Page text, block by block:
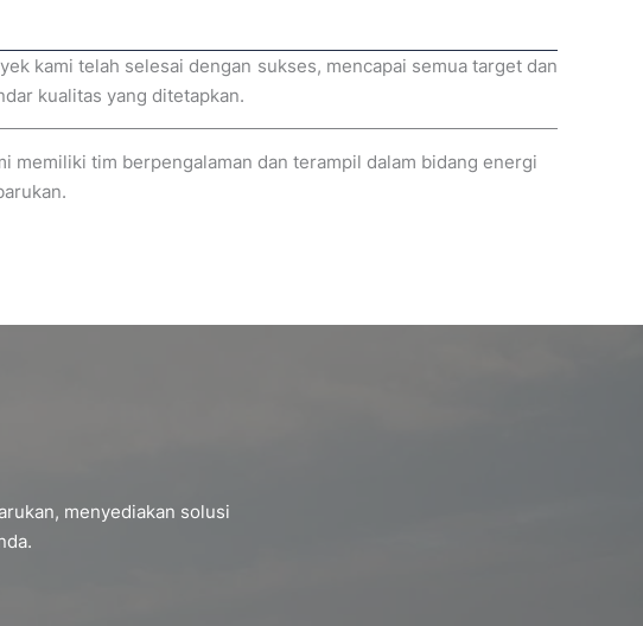
kami telah selesai dengan sukses, mencapai semua target dan
kualitas yang ditetapkan.
memiliki tim berpengalaman dan terampil dalam bidang energi
menyediakan solusi